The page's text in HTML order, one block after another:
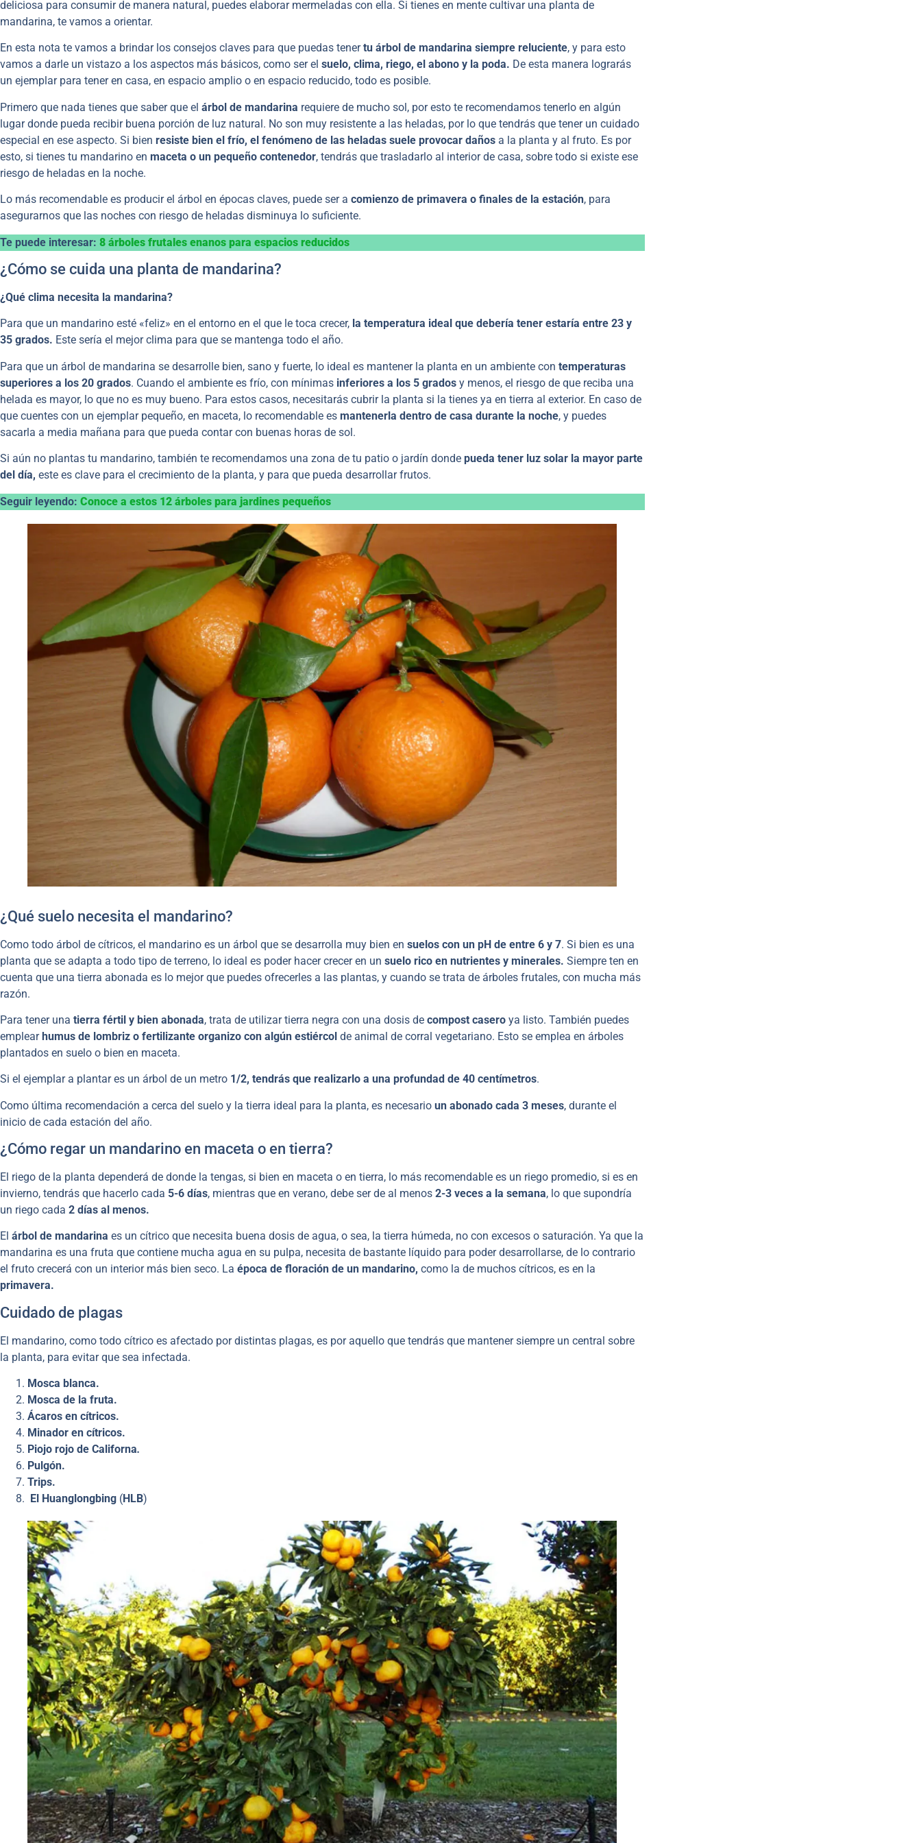
deliciosa para consumir de manera natural, puedes elaborar mermeladas con ella. Si tienes en mente cultivar una planta de
mandarina, te vamos a orientar.
En esta nota te vamos a brindar los consejos claves para que puedas tenertu árbol de mandarina siempre reluciente, y para esto
vamos a darle un vistazo a los aspectos más básicos, como ser el suelo, clima, riego, el abono y la poda. De esta manera lograrás
un ejemplar para tener en casa, en espacio amplio o en espacio reducido, todo es posible.
Primero que nada tienes que saber que el árbol de mandarina requiere de mucho sol, por esto te recomendamos tenerlo en algún
lugar donde pueda recibir buena porción de luz natural. No son muy resistente a las heladas, por lo que tendrás que tener un cuidado
especial en ese aspecto. Si bien resiste bien el frío, el fenómeno de las heladas suele provocar daños a la planta y al fruto. Es por
esto, si tienes tu mandarino en maceta o un pequeño contenedor, tendrás que trasladarlo al interior de casa, sobre todo si existe ese
riesgo de heladas en la noche.
Lo más recomendable es producir el árbol en épocas claves, puede ser a comienzo de primavera o finales de la estación, para
asegurarnos que las noches con riesgo de heladas disminuya lo suficiente.
Te puede interesar: 8 árboles frutales enanos para espacios reducidos
¿Cómo se cuida una planta de mandarina?
¿Qué clima necesita la mandarina?
Para que un mandarino esté «feliz» en el entorno en el que le toca crecer, la temperatura ideal que debería tener estaría entre 23 y
35 grados. Este sería el mejor clima para que se mantenga todo el año.
Para que un árbol de mandarina se desarrolle bien, sano y fuerte, lo ideal es mantener la planta en un ambiente con temperaturas
superiores a los 20 grados. Cuando el ambiente es frío, con mínimas inferiores a los 5 grados y menos, el riesgo de que reciba una
helada es mayor, lo que no es muy bueno. Para estos casos, necesitarás cubrir la planta si la tienes ya en tierra al exterior. En caso de
que cuentes con un ejemplar pequeño, en maceta, lo recomendable es mantenerla dentro de casa durante la noche, y puedes
sacarla a media mañana para que pueda contar con buenas horas de sol.
Si aún no plantas tu mandarino, también te recomendamos una zona de tu patio o jardín donde pueda tener luz solar la mayor parte
del día, este es clave para el crecimiento de la planta, y para que pueda desarrollar frutos.
Seguir leyendo: Conoce a estos 12 árboles para jardines pequeños
¿Qué suelo necesita el mandarino?
Como todo árbol de cítricos, el mandarino es un árbol que se desarrolla muy bien en suelos con un pH de entre 6 y 7. Si bien es una
planta que se adapta a todo tipo de terreno, lo ideal es poder hacer crecer en un suelo rico en nutrientes y minerales. Siempre ten en
cuenta que una tierra abonada es lo mejor que puedes ofrecerles a las plantas, y cuando se trata de árboles frutales, con mucha más
razón.
Para tener una tierra fértil y bien abonada, trata de utilizar tierra negra con una dosis de compost casero ya listo. También puedes
emplearhumus de lombriz o fertilizante organizo con algún estiércol de animal de corral vegetariano. Esto se emplea en árboles
plantados en suelo o bien en maceta.
Si el ejemplar a plantar es un árbol de un metro 1/2, tendrás que realizarlo a una profundad de 40 centímetros.
Como última recomendación a cerca del suelo y la tierra ideal para la planta, es necesario un abonado cada 3 meses, durante el
inicio de cada estación del año.
¿Cómo regar un mandarino en maceta o en tierra?
El riego de la planta dependerá de donde la tengas, si bien en maceta o en tierra, lo más recomendable es un riego promedio, si es en
invierno, tendrás que hacerlo cada 5-6 días, mientras que en verano, debe ser de al menos 2-3 veces a la semana, lo que supondría
un riego cada 2 días al menos.
El árbol de mandarina es un cítrico que necesita buena dosis de agua, o sea, la tierra húmeda, no con excesos o saturación. Ya que la
mandarina es una fruta que contiene mucha agua en su pulpa, necesita de bastante líquido para poder desarrollarse, de lo contrario
el fruto crecerá con un interior más bien seco. La época de floración de un mandarino, como la de muchos cítricos, es en la
primavera.
Cuidado de plagas
El mandarino, como todo cítrico es afectado por distintas plagas, es por aquello que tendrás que mantener siempre un central sobre
la planta, para evitar que sea infectada.
Mosca blanca.
Mosca de la fruta.
Ácaros en cítricos.
Minador en cítricos.
Piojo rojo de Californa.
Pulgón.
Trips.
El Huanglongbing (HLB)